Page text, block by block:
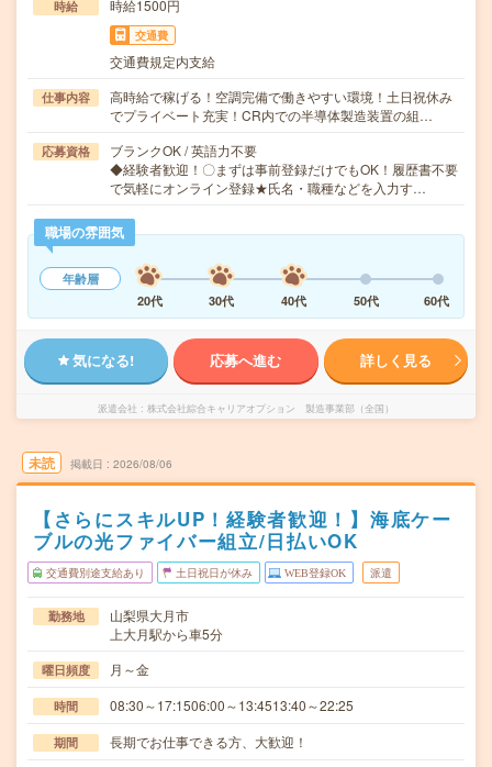
時給 時給1500円
交通費
交通費規定内支給
仕事内容
高時給で稼げる！空調完備で働きやすい環境！土日祝休み
でプライベート充実！CR内での半導体製造装置の組…
応募資格
ブランクOK / 英語力不要
◆経験者歓迎！〇まずは事前登録だけでもOK！履歴書不要
で気軽にオンライン登録★氏名・職種などを入力す…
職場の雰囲気
年齢層
20代
30代 40代 50代 60代
気になる! 応募へ進む 詳しく見る
派遣会社 株式会社綜合キャリアオプション 製造事業部（全国）
未読 掲載日 2026/08/06
【さらにスキルUP！経験者歓迎！】海底ケー
ブルの光ファイバー組立/日払いOK
交通費別途支給あり 土日祝日が休み WEB登録OK 派遣
勤務地
山梨県大月市
上大月駅から車5分
曜日頻度 月～金
時間 08:30～17:1506:00～13:4513:40～22:25
期間 長期でお仕事できる方、大歓迎！